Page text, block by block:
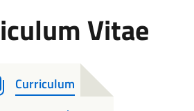
Vitae
Curriculum